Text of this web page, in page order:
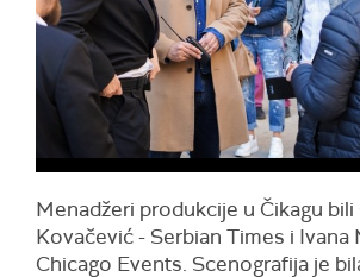
Menadžeri produkcije u Čikagu
Kovačević - Serbian Times i Ivana
Chicago Events. Scenografija je